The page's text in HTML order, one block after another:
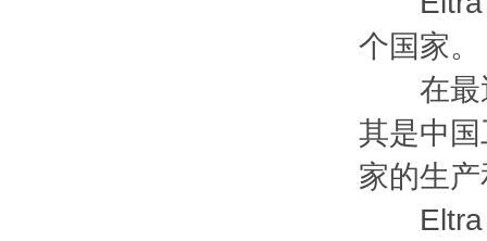
个国家。
在最近
其是中
家的生
Eltra